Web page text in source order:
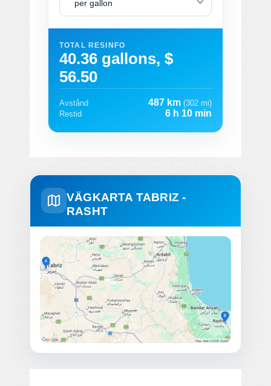
per gallon
TOTAL RESINFO
40.36 gallons, $
56.50
Avstånd 487 km (302 mi)
Restid
6 h 10 min
VÄGKARTA TABRIZ -
RASHT